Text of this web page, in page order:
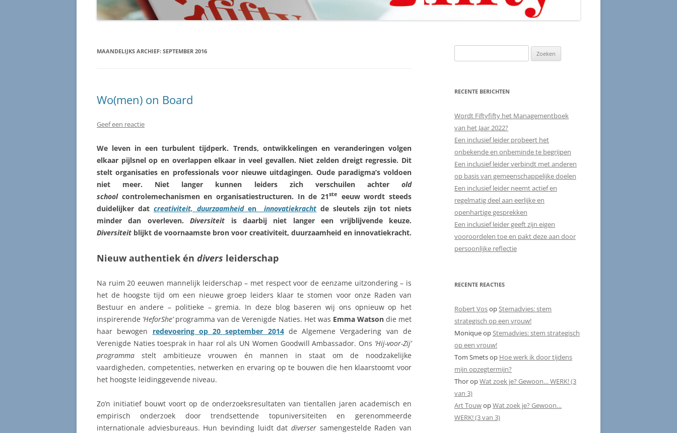
MAANDELIJKS ARCHIEF: SEPTEMBER 2016
Wo(men) on Board
Geef een reactie
We leven in een turbulent tijdperk. Trends, ontwikkelingen en veranderingen volgen
elkaar pijlsnel op en overlappen elkaar in veel gevallen. Niet zelden dreigt regressie. Dit
stelt organisaties en professionals voor nieuwe uitdagingen. Oude paradigma’s voldoen
niet meer. Niet langer kunnen leiders zich verschuilen achter old
school controlemechanismen en organisatiestructuren. In de 21ste
eeuw wordt steeds
duidelijker dat creativiteit, duurzaamheideninnovatiekracht de sleutels zijn tot niets
minder dan overleven.Diversiteit is daarbij niet langer een vrijblijvende keuze.
Diversiteit blijkt de voornaamste bron voor creativiteit, duurzaamheid en innovatiekracht.
Nieuw authentiek én divers leiderschap
Na ruim 20 eeuwen mannelijk leiderschap – met respect voor de eenzame uitzondering – is
het de hoogste tijd om een nieuwe groep leiders klaar te stomen voor onze Raden van
Bestuur en andere – politieke – gremia. In deze blog baseren wij ons opnieuw op het
inspirerende ‘HeforShe’programma van de Verenigde Naties. Het was Emma Watsondie met
haar bewogen redevoering op 20 september 2014de Algemene Vergadering van de
Verenigde Naties toesprak in haar rol als UN Women Goodwill Ambassador. Ons ‘Hij-voor-Zij’
programma stelt ambitieuze vrouwen én mannen in staat om de noodzakelijke
vaardigheden, competenties, netwerken en ervaring op te bouwen die hen klaarstoomt voor
het hoogste leidinggevende niveau.
Zo’n initiatief bouwt voort op de onderzoeksresultaten van tientallen jaren academisch en
empirisch onderzoek door trendsettende topuniversiteiten en gerenommeerde
internationale adviesbureaus. Hun bevinding luidt dat diverser samengestelde Raden van
naar:
RECENTE BERICHTEN
Wordt Fiftyfifty het Managementboek
van het Jaar 2022?
Een inclusief leider probeert het
onbekende en onbeminde te begrijpen
Een inclusief leider verbindt met anderen
op basis van gemeenschappelijke doelen
Een inclusief leider neemt actief en
regelmatig deel aan eerlijke en
openhartige gesprekken
Een inclusief leider geeft zijn eigen
vooroordelen toe en pakt deze aan door
persoonlijke reflectie
RECENTE REACTIES
Robert Vosop Stemadvies: stem
strategisch op een vrouw!
Moniqueop Stemadvies: stem strategisch
op een vrouw!
Tom Smetsop Hoe werk ik door tijdens
mijn opzegtermijn?
ThoropWat zoek je? Gewoon… WERK! (3
van 3)
Art TouwopWat zoek je? Gewoon…
WERK! (3 van 3)